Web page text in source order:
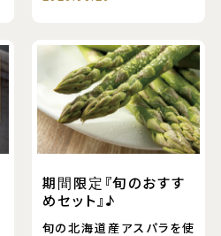
期間限定『旬のおすす
めセット』♪
旬の北海道産アスパラを使